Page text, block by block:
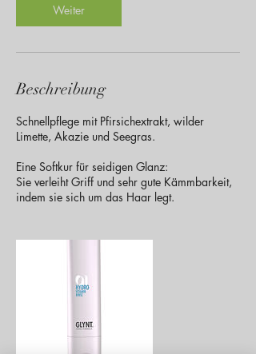
.
Weiter
Beschreibung
Schnellpflege mit Pfirsichextrakt, wilder
Limette, Akazie und Seegras.
Eine Softkur für seidigen Glanz:
Sie verleiht Griff und sehr gute Kämmbarkeit,
indem sie sich um das Haar legt.